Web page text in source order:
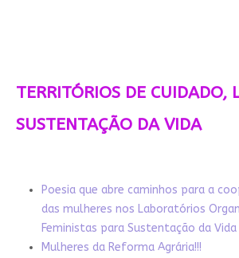
TERRITÓRIOS DE CUIDADO,
SUSTENTAÇÃO DA VIDA
Poesia que abre caminhos para a
das mulheres nos Laboratórios
Feministas para Sustentação da Vida
Mulheres da Reforma Agrária!!!